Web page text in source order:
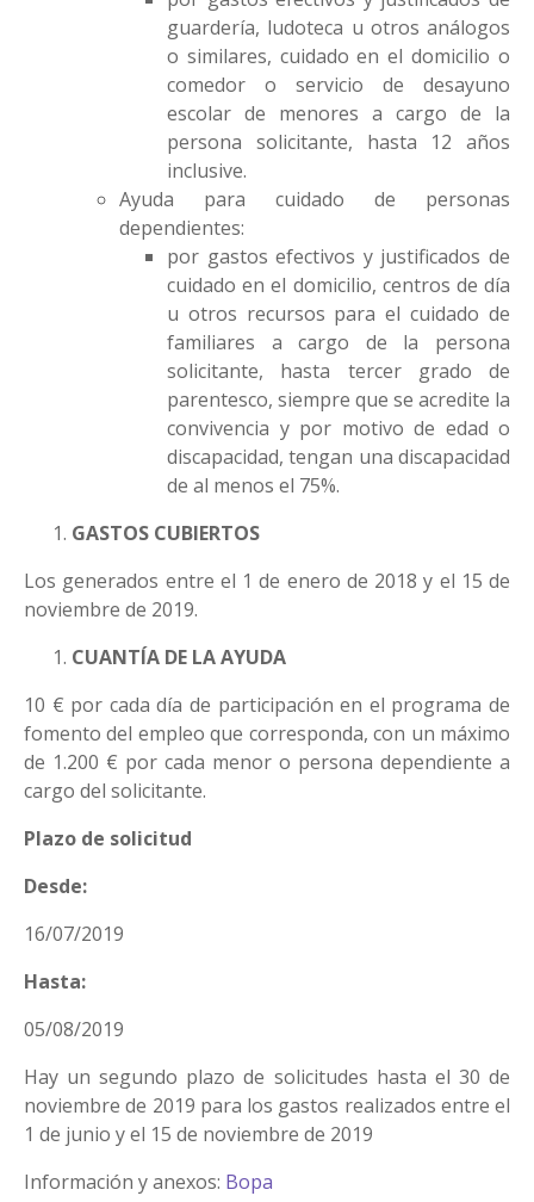
guardería, ludoteca u otros análogos
o similares, cuidado en el domicilio o
comedor o servicio de desayuno
escolar de menores a cargo de la
persona solicitante, hasta 12 años
inclusive.
Ayuda para cuidado de personas
dependientes:
por gastos efectivos y justificados de
cuidado en el domicilio, centros de día
u otros recursos para el cuidado de
familiares a cargo de la persona
solicitante, hasta tercer grado de
parentesco, siempre que se acredite la
convivencia y por motivo de edad o
discapacidad, tengan una discapacidad
de al menos el 75%.
GASTOS CUBIERTOS
Los generados entre el 1 de enero de 2018 y el 15 de
noviembre de 2019.
CUANTÍA DE LA AYUDA
10 € por cada día de participación en el programa de
fomento del empleo que corresponda, con un máximo
de 1.200 € por cada menor o persona dependiente a
cargo del solicitante.
Plazo de solicitud
Desde:
16/07/2019
Hasta:
05/08/2019
Hay un segundo plazo de solicitudes hasta el 30 de
noviembre de 2019 para los gastos realizados entre el
1 de junio y el 15 de noviembre de 2019
Información y anexos: Bopa